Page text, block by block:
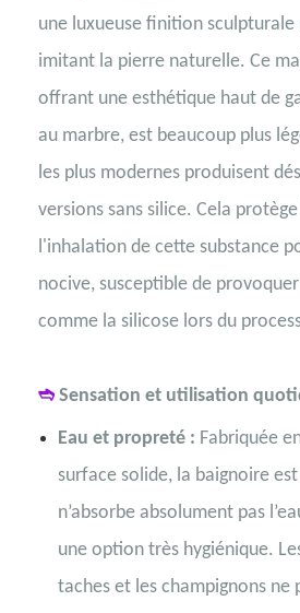
une luxueuse finition
imitant la pierre naturelle. Ce
offrant une esthétique haut de
au marbre, est beaucoup plus
les plus modernes produisent
versions sans silice. Cela
l'inhalation de cette substance
nocive, susceptible de
comme la silicose lors du
➬ Sensation et utilisation
Eau et propreté : Fabriquée
surface solide, la baignoire
n’absorbe absolument pas
une option très hygiénique.
taches et les champignons ne